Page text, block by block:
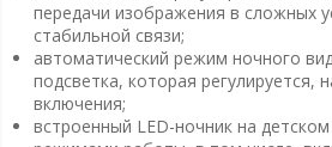
передачи изображения в сложных
стабильной связи;
автоматический режим ночного
подсветка, которая регулируется,
включения;
встроенный LED-ночник на